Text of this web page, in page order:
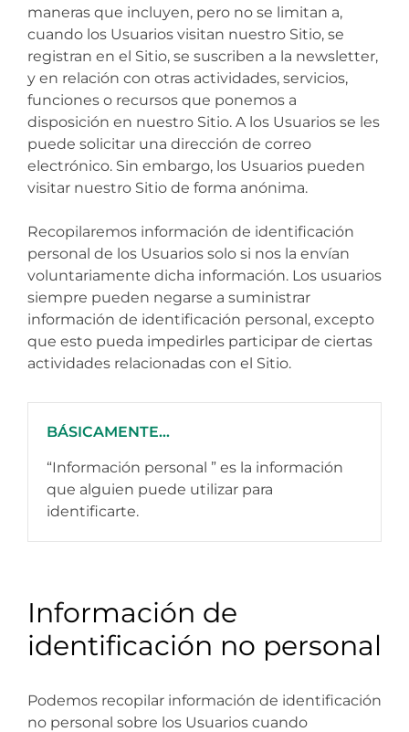
maneras que incluyen, pero no se limitan a,
cuando los Usuarios visitan nuestro Sitio, se
registran en el Sitio, se suscriben a la newsletter,
y en relación con otras actividades, servicios,
funciones o recursos que ponemos a
disposición en nuestro Sitio. A los Usuarios se les
puede solicitar una dirección de correo
electrónico. Sin embargo, los Usuarios pueden
visitar nuestro Sitio de forma anónima.
Recopilaremos información de identificación
personal de los Usuarios solo si nos la envían
voluntariamente dicha información. Los usuarios
siempre pueden negarse a suministrar
información de identificación personal, excepto
que esto pueda impedirles participar de ciertas
actividades relacionadas con el Sitio.
BÁSICAMENTE...
“Información personal ” es la información
que alguien puede utilizar para
identificarte.
Información de
identificación no personal
Podemos recopilar información de identificación
no personal sobre los Usuarios cuando